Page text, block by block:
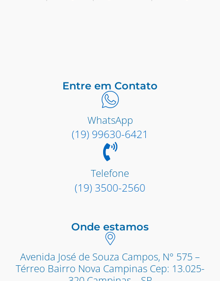
Entre em Contato
WhatsApp
(19) 99630-6421
Telefone
(19) 3500-2560
Onde estamos
Avenida José de Souza Campos, N° 575 –
Térreo Bairro Nova Campinas Cep: 13.025-